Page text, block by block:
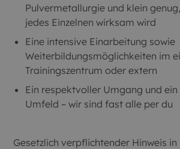
Pulvermetallurgie und klein
jedes Einzelnen wirksam wird
Eine intensive Einarbeitung sowie
Weiterbildungsmöglichkeiten im
Trainingszentrum oder extern
Ein respektvoller Umgang und
Umfeld – wir sind fast alle per du
Gesetzlich verpflichtender Hinweis in